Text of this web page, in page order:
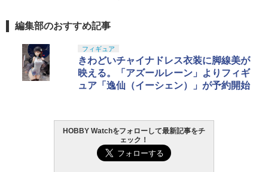
編集部のおすすめ記事
フィギュア
きわどいチャイナドレス衣装に脚線美が
映える。「アズールレーン」よりフィギ
ュア「逸仙（イーシェン）」が予約開始
HOBBY Watchをフォローして最新記事をチ
ェック！